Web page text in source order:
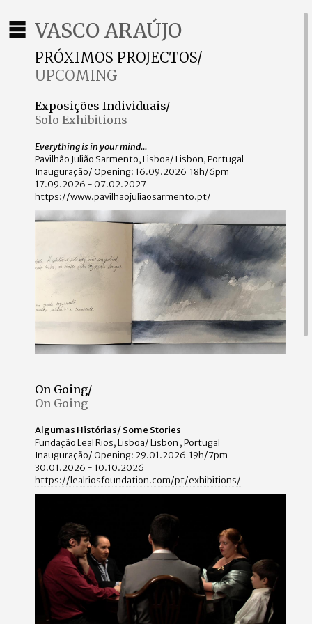
PRÓXIMOS PROJECTOS/
UPCOMING
Exposições Individuais/
Solo Exhibitions
Everything is in your mind...
Pavilhão Julião Sarmento, Lisboa/ Lisbon, Portugal
Inauguração/ Opening: 16.09.2026 18h/6pm
17.09.2026 - 07.02.2027
https://www.pavilhaojuliaosarmento.pt/
On Going/
On Going
Algumas Histórias/ Some Stories
Fundação Leal Rios, Lisboa/ Lisbon , Portugal
Inauguração/ Opening: 29.01.2026 19h/7pm
30.01.2026 - 10.10.2026
https://lealriosfoundation.com/pt/exhibitions/
VASCO ARAÚJO